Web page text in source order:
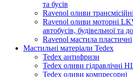
та бусів
Ravenol оливи трансмісійні
Ravenol оливи моторні
автобусів, будівельної та
Ravenol мастила пластичні
Мастильні матеріали Tedex
Tedex антифризи
Tedex оливи гідравлічні
Tedex оливи компресорні